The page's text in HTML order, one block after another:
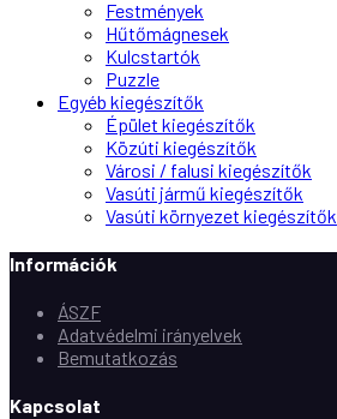
Festmények
Hűtőmágnesek
Kulcstartók
Puzzle
Egyéb kiegészítők
Épület kiegészítők
Közúti kiegészítők
Városi / falusi kiegészítők
Vasúti jármű kiegészítők
Vasúti környezet kiegészítők
Információk
ÁSZF
Adatvédelmi irányelvek
Bemutatkozás
Kapcsolat